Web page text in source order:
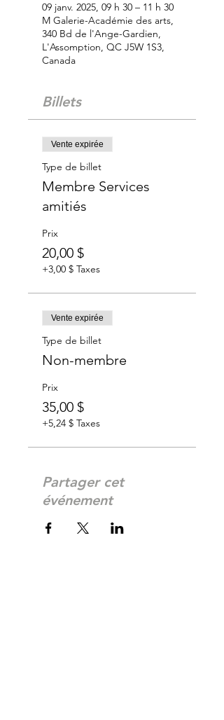
09 janv. 2025, 09 h 30 – 11 h 30
M Galerie-Académie des arts,
340 Bd de l'Ange-Gardien,
L'Assomption, QC J5W 1S3,
Canada
Billets
Vente expirée
Type de billet
Membre Services
amitiés
Prix
20,00 $
+3,00 $ Taxes
Vente expirée
Type de billet
Non-membre
Prix
35,00 $
+5,24 $ Taxes
Partager cet
événement